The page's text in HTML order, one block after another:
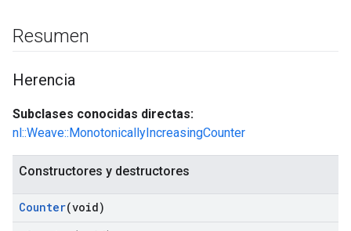
Resumen
Herencia
Subclases conocidas directas:
nl::Weave::MonotonicallyIncreasingCounter
Constructores y destructores
Counter(void)